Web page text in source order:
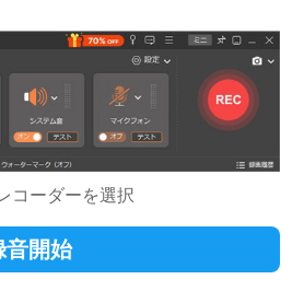
コーダーを選択
音開始